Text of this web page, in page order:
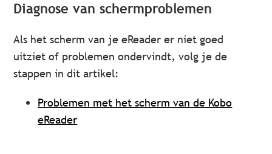
Diagnose van schermproblemen
Als het scherm van je eReader er niet goed
uitziet of problemen ondervindt, volg je de
stappen in dit artikel:
Problemen met het scherm van de Kobo
eReader